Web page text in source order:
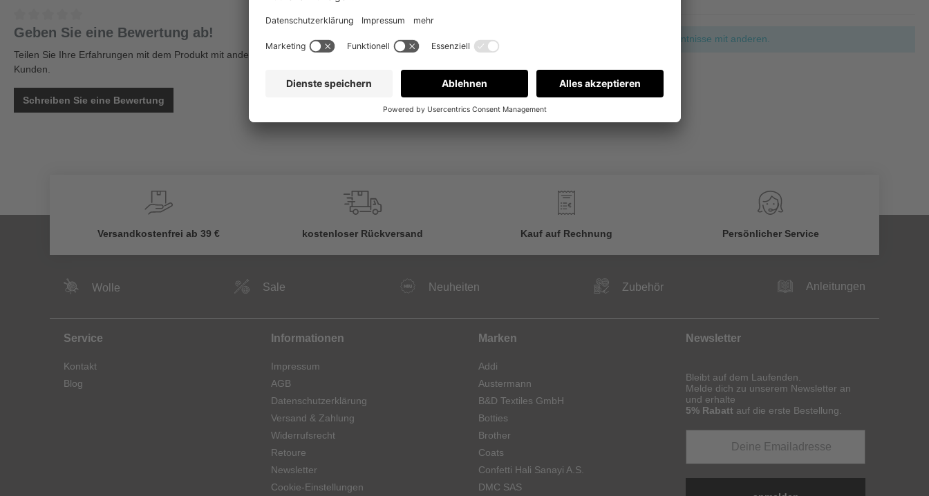
Geben Sie eine Bewertung ab!
Teilen Sie Ihre Erfahrungen mit dem Produkt mit anderen
Kunden.
Schreiben Sie eine Bewertung
Keine Bewertungen gefunden. Gehen Sie voran und teilen Sie Ihre Erkenntnisse mit anderen.
Versandkostenfrei ab 39 € kostenloser Rückversand
€
Kauf auf Rechnung Persönlicher Service
Wolle Sale Neuheiten Zubehör Anleitungen
Service
Kontakt
Blog
Informationen
Impressum
AGB
Datenschutzerklärung
Versand & Zahlung
Widerrufsrecht
Retoure
Newsletter
Cookie-Einstellungen
Marken
Addi
Austermann
B&D Textiles GmbH
Botties
Brother
Coats
Confetti Hali Sanayi A.S.
DMC SAS
Newsletter
Bleibt auf dem Laufenden.
Melde dich zu unserem Newsletter an
und erhalte
5% Rabatt auf die erste Bestellung.